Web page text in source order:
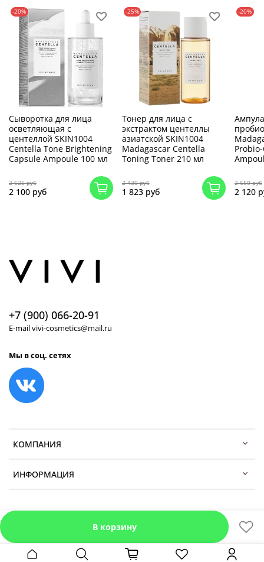
В корзину
-20%
Сыворотка для лица
осветляющая с
центеллой SKIN1004
Centella Tone Brightening
Capsule Ampoule 100 мл
2 625 руб
2 100 руб
-25%
Тонер для лица с
экстрактом центеллы
азиатской SKIN1004
Madagascar Centella
Toning Toner 210 мл
2 430 руб
1 823 руб
-20%
2 650 руб
2 120
КОМПАНИЯ
ИНФОРМАЦИЯ
+7 (900) 066-20-91
E-mail vivi-cosmetics@mail.ru
Мы в соц. сетях